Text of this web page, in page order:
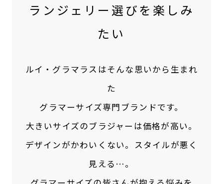
ランジェリー選びを楽しみ
たい
ルイ・グラマラスはそんな思いから生まれ
た
グラマーサイズ専門ブランドです。
大きいサイズのブラジャーは価格が高い。
デザインがかわいくない。スタイルが悪く
見える…。